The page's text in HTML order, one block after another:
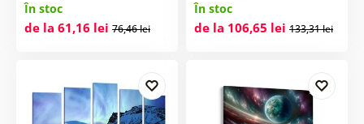
În stoc
de la 61,16 lei 76,46 lei
În stoc
de la 106,65 lei 133,31 lei